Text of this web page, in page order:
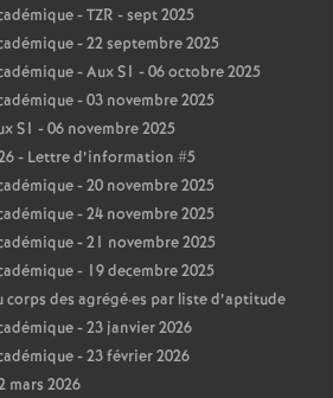
- TZR - sept 2025
- 22 septembre 2025
- Aux S1 - 06 octobre 2025
- 03 novembre 2025
S1 - 06 novembre 2025
- Lettre d’information #5
- 20 novembre 2025
- 24 novembre 2025
- 21 novembre 2025
- 19 decembre 2025
corps des agrégé·es par liste d’aptitude
- 23 janvier 2026
- 23 février 2026
mars 2026